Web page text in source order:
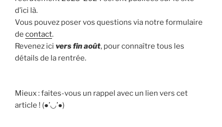
d’ici là.
Vous pouvez poser vos questions via notre formulaire
de contact.
Revenez ici vers fin août, pour connaître tous les
détails de la rentrée.
Mieux : faites-vous un rappel avec un lien vers cet
article ! (●’◡’●)